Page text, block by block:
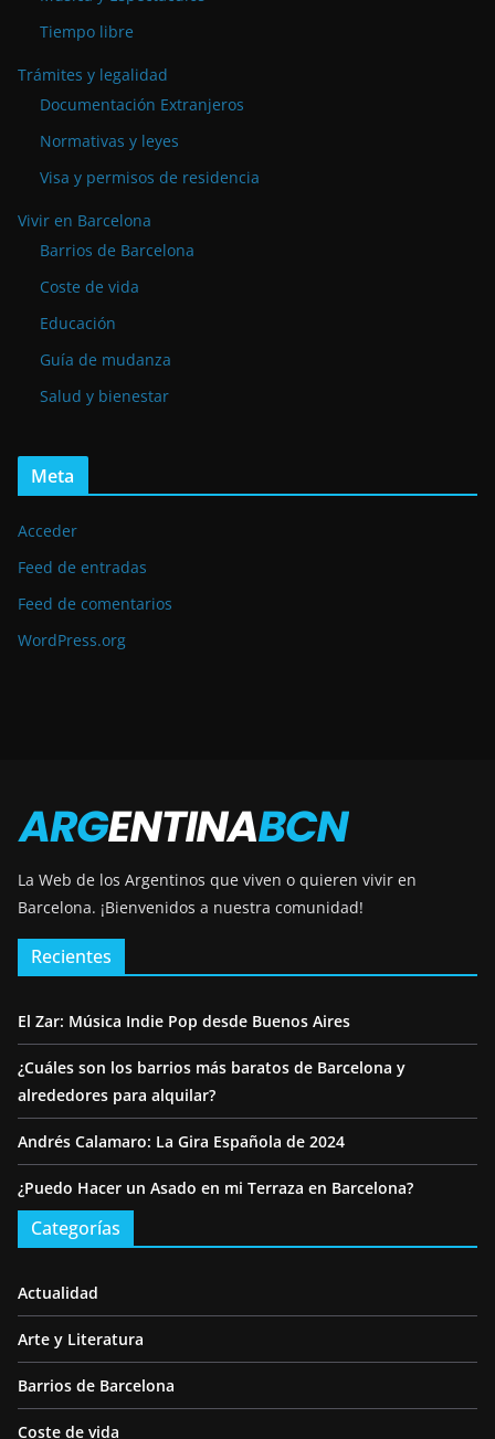
Tiempo libre
Trámites y legalidad
Documentación Extranjeros
Normativas y leyes
Visa y permisos de residencia
Vivir en Barcelona
Barrios de Barcelona
Coste de vida
Educación
Guía de mudanza
Salud y bienestar
Meta
Acceder
Feed de entradas
Feed de comentarios
WordPress.org
La Web de los Argentinos que viven o quieren vivir en
Barcelona. ¡Bienvenidos a nuestra comunidad!
Recientes
El Zar: Música Indie Pop desde Buenos Aires
¿Cuáles son los barrios más baratos de Barcelona y
alrededores para alquilar?
Andrés Calamaro: La Gira Española de 2024
¿Puedo Hacer un Asado en mi Terraza en Barcelona?
Categorías
Actualidad
Arte y Literatura
Barrios de Barcelona
Coste de vida